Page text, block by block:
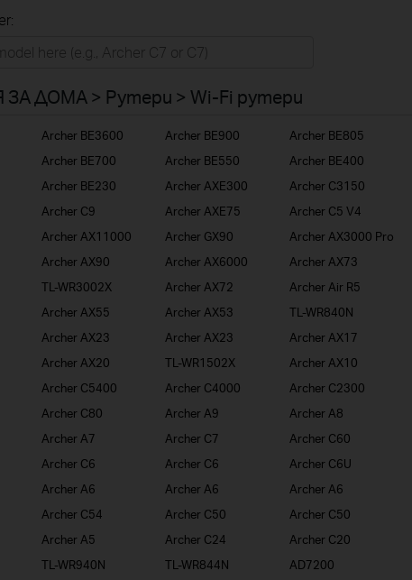
НА УСЛУГИ
ДОМА > Рутери > Wi-Fi рутери
Archer BE3600 Archer BE900 Archer BE805
Archer BE700 Archer BE550 Archer BE400
Archer BE230 Archer AXE300 Archer C3150
Archer C9 Archer AXE75 Archer C5 V4
Archer AX11000 Archer GX90 Archer AX3000 Pro
Archer AX90 Archer AX6000 Archer AX73
TL-WR3002X Archer AX72 Archer Air R5
Archer AX55 Archer AX53 TL-WR840N
Archer AX23 Archer AX23 Archer AX17
Archer AX20 TL-WR1502X Archer AX10
Archer C5400 Archer C4000 Archer C2300
Archer C80 Archer A9 Archer A8
Archer A7 Archer C7 Archer C60
Archer C6 Archer C6 Archer C6U
Archer A6 Archer A6 Archer A6
Archer C54 Archer C50 Archer C50
Archer A5 Archer C24 Archer C20
TL-WR940N TL-WR844N AD7200